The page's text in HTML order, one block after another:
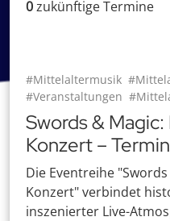
0zukünftigeTermine
#Mittelaltermusik
#Veranstaltungen
Swords &
Konzert –
Die Eventreihe
Konzert" verbindet
inszenierter Live-